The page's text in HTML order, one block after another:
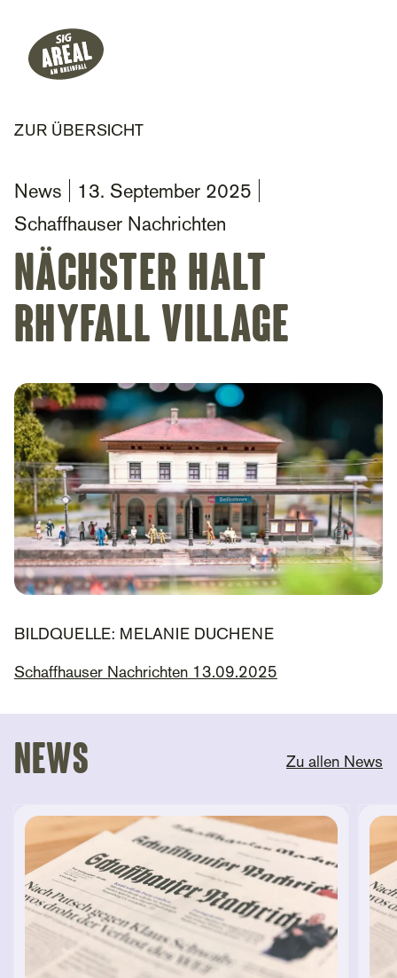
Header
SIG Gemeinnützige Stiftung
Hauptnavigation
ZUR ÜBERSICHT
News
13. September 2025
Schaffhauser Nachrichten
Nächster Halt
Rhyfall Village
BILDQUELLE: MELANIE DUCHENE
Schaffhauser Nachrichten 13.09.2025
News Zu allen News